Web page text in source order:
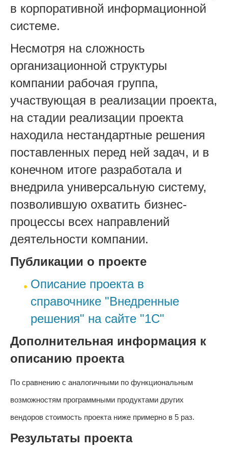
в корпоративной информационной
системе.
Несмотря на сложность
организационной структуры
компании рабочая группа,
участвующая в реализации проекта,
на стадии реализации проекта
находила нестандартные решения
поставленных перед ней задач, и в
конечном итоге разработала и
внедрила универсальную систему,
позволившую охватить бизнес-
процессы всех направлений
деятельности компании.
Публикации о проекте
Описание проекта в
справочнике "Внедренные
решения" на сайте "1С"
Дополнительная информация к
описанию проекта
По сравнению с аналогичными по функциональным
возможностям программными продуктами других
вендоров стоимость проекта ниже примерно в 5 раз.
Результаты проекта